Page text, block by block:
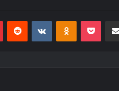
PinterestReddit VKontakteOdnoklassniki
Pocket